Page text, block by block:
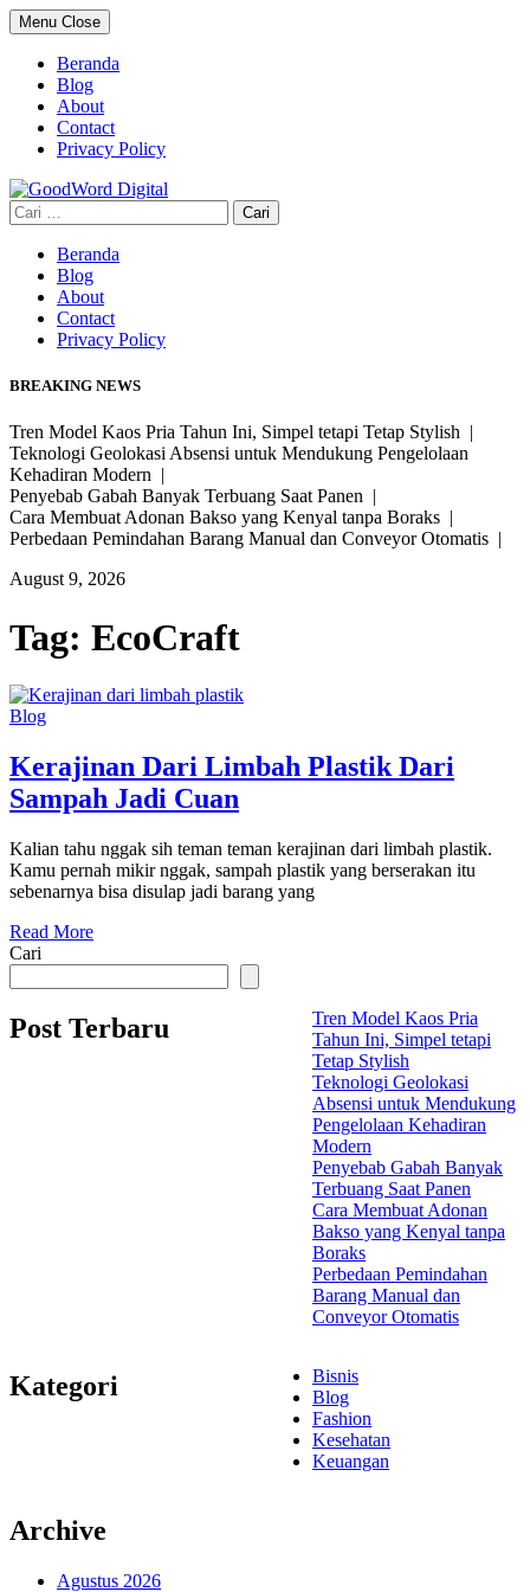
Skip
to
content
Menu Close
Beranda
Blog
About
Contact
Privacy Policy
Cari
untuk:
Beranda
Blog
About
Contact
Privacy Policy
BREAKING NEWS
Tren Model Kaos Pria Tahun Ini, Simpel tetapi Tetap Stylish |
Teknologi Geolokasi Absensi untuk Mendukung Pengelolaan
Kehadiran Modern |
Penyebab Gabah Banyak Terbuang Saat Panen |
Cara Membuat Adonan Bakso yang Kenyal tanpa Boraks |
Perbedaan Pemindahan Barang Manual dan Conveyor Otomatis |
August 9, 2026
Tag: EcoCraft
Blog
Kerajinan Dari Limbah Plastik Dari
Sampah Jadi Cuan
Kalian tahu nggak sih teman teman kerajinan dari limbah plastik.
Kamu pernah mikir nggak, sampah plastik yang berserakan itu
sebenarnya bisa disulap jadi barang yang
Read More
Cari
Post Terbaru
Tren Model Kaos Pria
Tahun Ini, Simpel tetapi
Tetap Stylish
Teknologi Geolokasi
Absensi untuk Mendukung
Pengelolaan Kehadiran
Modern
Penyebab Gabah Banyak
Terbuang Saat Panen
Cara Membuat Adonan
Bakso yang Kenyal tanpa
Boraks
Perbedaan Pemindahan
Barang Manual dan
Conveyor Otomatis
Kategori
Bisnis
Blog
Fashion
Kesehatan
Keuangan
Archive
Agustus 2026